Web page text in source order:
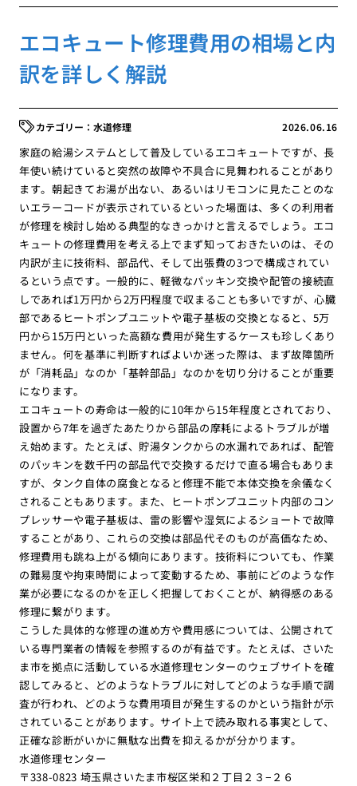
エコキュート修理費用の相場と内
訳を詳しく解説
2026.06.16
水道修理
家庭の給湯システムとして普及しているエコキュートですが、長
年使い続けていると突然の故障や不具合に見舞われることがあり
ます。朝起きてお湯が出ない、あるいはリモコンに見たことのな
いエラーコードが表示されているといった場面は、多くの利用者
が修理を検討し始める典型的なきっかけと言えるでしょう。エコ
キュートの修理費用を考える上でまず知っておきたいのは、その
内訳が主に技術料、部品代、そして出張費の3つで構成されてい
るという点です。一般的に、軽微なパッキン交換や配管の接続直
しであれば1万円から2万円程度で収まることも多いですが、心臓
部であるヒートポンプユニットや電子基板の交換となると、5万
円から15万円といった高額な費用が発生するケースも珍しくあり
ません。何を基準に判断すればよいか迷った際は、まず故障箇所
が「消耗品」なのか「基幹部品」なのかを切り分けることが重要
になります。
エコキュートの寿命は一般的に10年から15年程度とされており、
設置から7年を過ぎたあたりから部品の摩耗によるトラブルが増
え始めます。たとえば、貯湯タンクからの水漏れであれば、配管
のパッキンを数千円の部品代で交換するだけで直る場合もありま
すが、タンク自体の腐食となると修理不能で本体交換を余儀なく
されることもあります。また、ヒートポンプユニット内部のコン
プレッサーや電子基板は、雷の影響や湿気によるショートで故障
することがあり、これらの交換は部品代そのものが高価なため、
修理費用も跳ね上がる傾向にあります。技術料についても、作業
の難易度や拘束時間によって変動するため、事前にどのような作
業が必要になるのかを正しく把握しておくことが、納得感のある
修理に繋がります。
こうした具体的な修理の進め方や費用感については、公開されて
いる専門業者の情報を参照するのが有益です。たとえば、さいた
ま市を拠点に活動している水道修理センターのウェブサイトを確
認してみると、どのようなトラブルに対してどのような手順で調
査が行われ、どのような費用項目が発生するのかという指針が示
されていることがあります。サイト上で読み取れる事実として、
正確な診断がいかに無駄な出費を抑えるかが分かります。
水道修理センター
〒338-0823 埼玉県さいたま市桜区栄和２丁目２３−２６